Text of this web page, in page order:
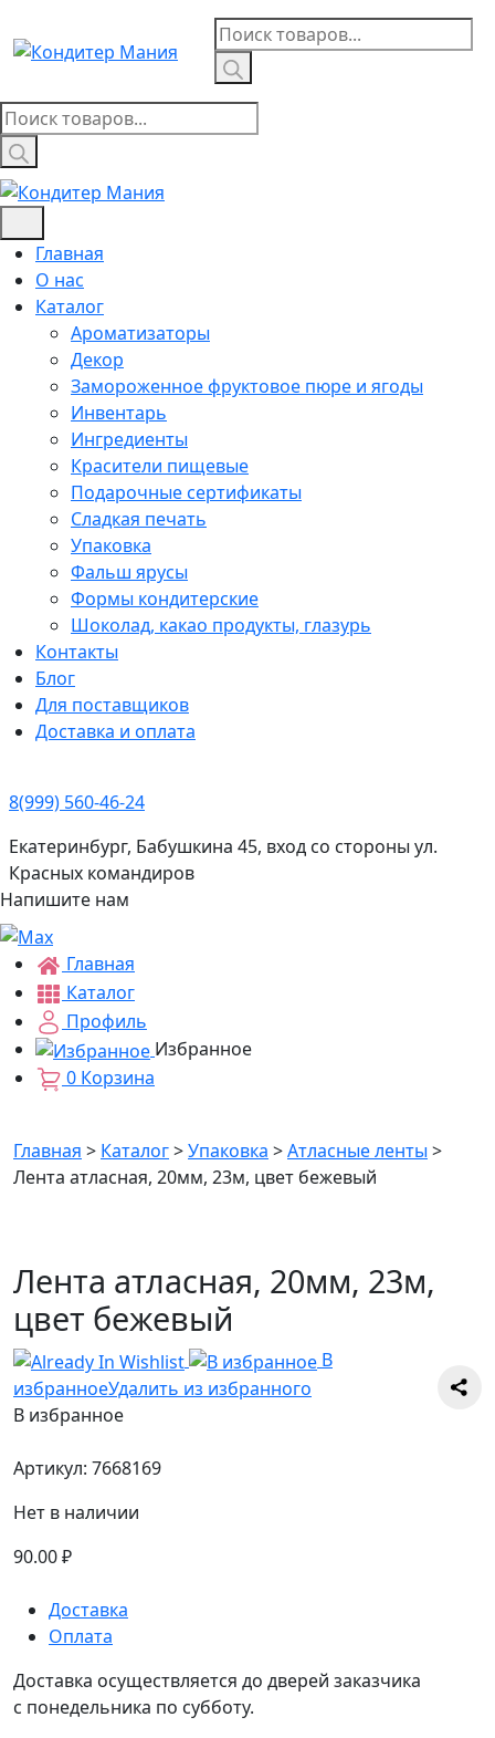
to
content
Поиск
товаров
Поиск
товаров
Главная
О нас
Каталог
Ароматизаторы
Декор
Замороженное фруктовое пюре и ягоды
Инвентарь
Ингредиенты
Красители пищевые
Подарочные сертификаты
Сладкая печать
Упаковка
Фальш ярусы
Формы кондитерские
Шоколад, какао продукты, глазурь
Контакты
Блог
Для поставщиков
Доставка и оплата
8(999) 560-46-24
Екатеринбург, Бабушкина 45, вход со стороны ул.
Красных командиров
Напишите нам
Главная
Каталог
Профиль
Избранное
0 Корзина
Главная > Каталог>Упаковка >Атласные ленты >
Лента атласная, 20мм, 23м, цвет бежевый
Лента атласная, 20мм, 23м,
цвет бежевый
В
избранноеУдалить из избранного
В избранное
Артикул: 7668169
Нет в наличии
90.00₽
Доставка
Оплата
Доставка осуществляется до дверей заказчика
с понедельника по субботу.